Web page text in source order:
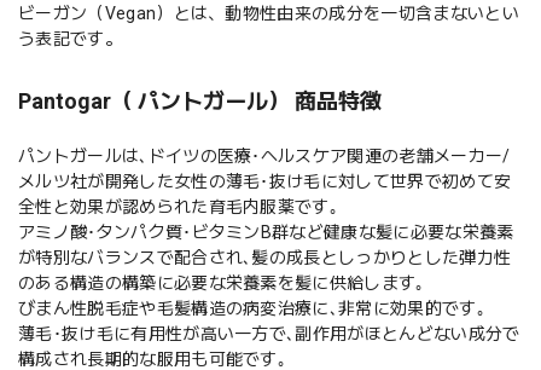
ビーガン（Vegan）とは、動物性由来の成分を一切含まないとい
う表記です。
Pantogar（ パントガール） 商品特徴
パントガールは､ドイツの医療･ヘルスケア関連の老舗メーカー/
メルツ社が開発した女性の薄毛･抜け毛に対して世界で初めて安
全性と効果が認められた育毛内服薬です｡
アミノ酸･タンパク質･ビタミンB群など健康な髪に必要な栄養素
が特別なバランスで配合され､髪の成長としっかりとした弾力性
のある構造の構築に必要な栄養素を髪に供給します｡
びまん性脱毛症や毛髪構造の病変治療に､非常に効果的です｡
薄毛･抜け毛に有用性が高い一方で､副作用がほとんどない成分で
構成され長期的な服用も可能です｡